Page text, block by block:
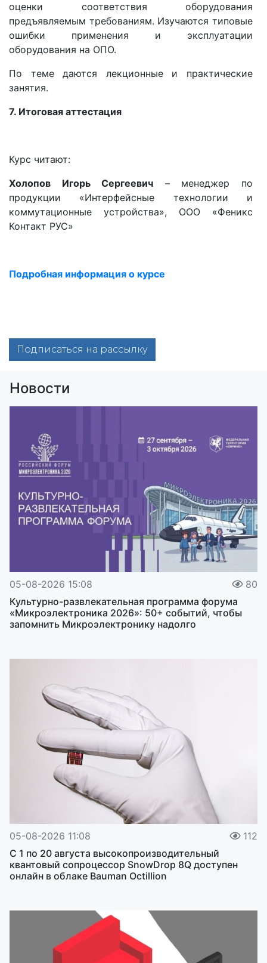
оценки соответствия оборудования
предъявляемым требованиям. Изучаются типовые
ошибки применения и эксплуатации
оборудования на ОПО.
По теме даются лекционные и практические
занятия.
7. Итоговая аттестация
Курс читают:
Холопов Игорь Сергеевич – менеджер по
продукции «Интерфейсные технологии и
коммутационные устройства», ООО «Феникс
Контакт РУС»
Подробная информация о курсе
Подписаться на рассылку
Новости
05-08-2026 15:08
80
Культурно-развлекательная программа форума
«Микроэлектроника 2026»: 50+ событий, чтобы
запомнить Микроэлектронику надолго
05-08-2026 11:08
112
С 1 по 20 августа высокопроизводительный
квантовый сопроцессор SnowDrop 8Q доступен
онлайн в облаке Bauman Octillion